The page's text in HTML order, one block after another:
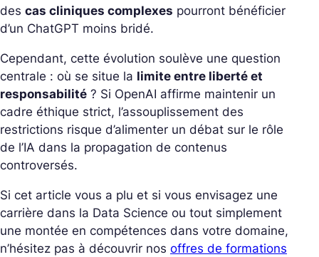
des cas cliniques complexes pourront bénéficier
d’un ChatGPT moins bridé.
Cependant, cette évolution soulève une question
centrale : où se situe la limite entre liberté et
responsabilité ? Si OpenAI affirme maintenir un
cadre éthique strict, l’assouplissement des
restrictions risque d’alimenter un débat sur le rôle
de l’IA dans la propagation de contenus
controversés.
Si cet article vous a plu et si vous envisagez une
carrière dans la Data Science ou tout simplement
une montée en compétences dans votre domaine,
n’hésitez pas à découvrir nos offres de formations